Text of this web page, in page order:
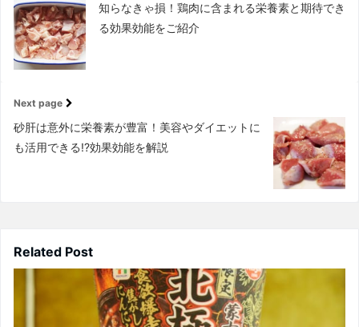
知らなきゃ損！鶏肉に含まれる栄養素と期待でき
る効果効能をご紹介
Next page
砂肝は意外に栄養素が豊富！美容やダイエットに
も活用できる!?効果効能を解説
Related Post